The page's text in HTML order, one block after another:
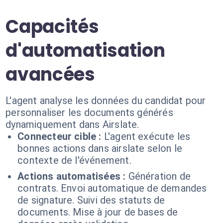
Capacités
d'automatisation
avancées
L'agent analyse les données du candidat pour
personnaliser les documents générés
dynamiquement dans Airslate.
Connecteur cible : L'agent exécute les
bonnes actions dans airslate selon le
contexte de l'événement.
Actions automatisées : Génération de
contrats. Envoi automatique de demandes
de signature. Suivi des statuts de
documents. Mise à jour de bases de